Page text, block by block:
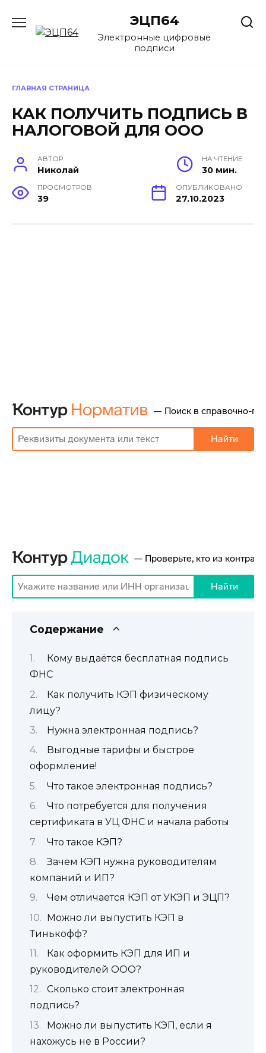
содержанию
ЭЦП64
Электронные цифровые
подписи
ГЛАВНАЯ СТРАНИЦА
КАК ПОЛУЧИТЬ ПОДПИСЬ В
НАЛОГОВОЙ ДЛЯ ООО
АВТОР
Николай
НА ЧТЕНИЕ
30 мин.
ПРОСМОТРОВ
39
ОПУБЛИКОВАНО
27.10.2023
Содержание
Кому выдаётся бесплатная подпись
ФНС
Как получить КЭП физическому
лицу?
Нужна электронная подпись?
Выгодные тарифы и быстрое
оформление!
Что такое электронная подпись?
Что потребуется для получения
сертификата в УЦ ФНС и начала работы
Что такое КЭП?
Зачем КЭП нужна руководителям
компаний и ИП?
Чем отличается КЭП от УКЭП и ЭЦП?
Можно ли выпустить КЭП в
Тинькофф?
Как оформить КЭП для ИП и
руководителей ООО?
Сколько стоит электронная
подпись?
Можно ли выпустить КЭП, если я
нахожусь не в России?